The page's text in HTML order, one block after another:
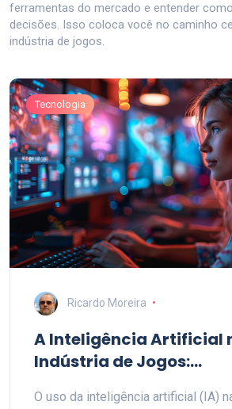
ferramentas do mercado e entender
decisões. Isso coloca você no caminho
indústria de jogos.
Tecnologia
Ricardo Moreira
A Inteligência Artificial
Indústria de Jogos:
O uso da inteligência artificial (IA)